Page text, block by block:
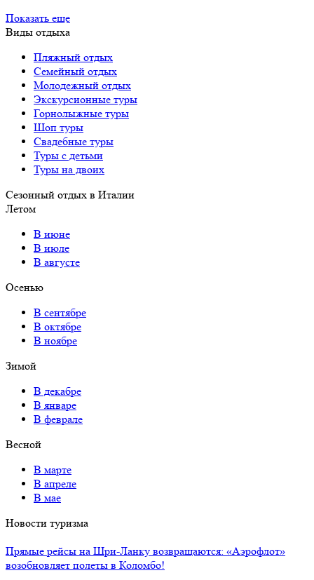
Показать еще
Виды отдыха
Пляжный отдых
Семейный отдых
Молодежный отдых
Экскурсионные туры
Горнолыжные туры
Шоп туры
Свадебные туры
Туры с детьми
Туры на двоих
Сезонный отдых в Италии
Летом
В июне
В июле
В августе
Осенью
В сентябре
В октябре
В ноябре
Зимой
В декабре
В январе
В феврале
Весной
В марте
В апреле
В мае
Новости туризма
Прямые рейсы на Шри-Ланку возвращаются: «Аэрофлот»
возобновляет полеты в Коломбо!